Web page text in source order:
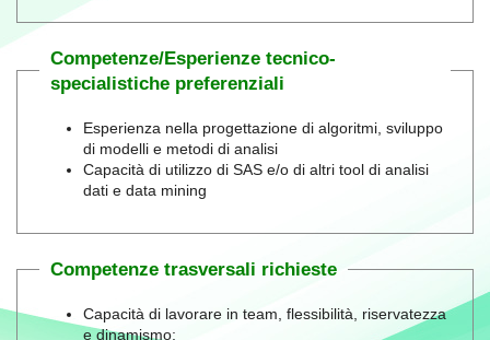
Competenze/Esperienze tecnico-
specialistiche preferenziali
Esperienza nella progettazione di algoritmi, sviluppo
di modelli e metodi di analisi
Capacità di utilizzo di SAS e/o di altri tool di analisi
dati e data mining
Competenze trasversali richieste
Capacità di lavorare in team, flessibilità, riservatezza
e dinamismo;